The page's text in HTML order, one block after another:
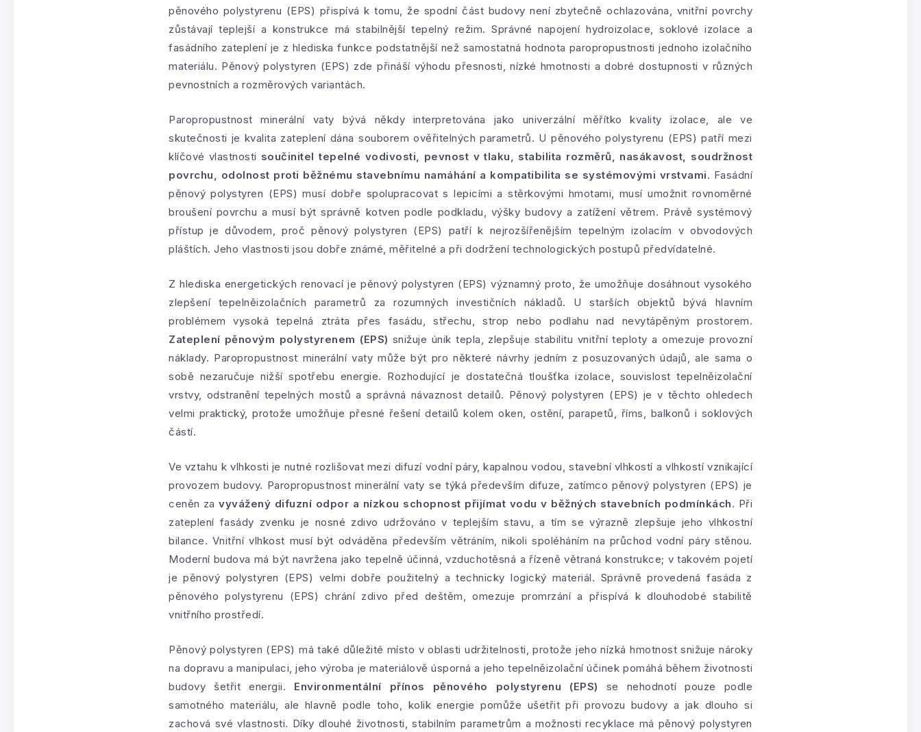
pěnového polystyrenu (EPS) přispívá k tomu, že spodní část budovy není zbytečně ochlazována, vnitřní povrchy
zůstávají teplejší a konstrukce má stabilnější tepelný režim. Správné napojení hydroizolace, soklové izolace a
fasádního zateplení je z hlediska funkce podstatnější než samostatná hodnota paropropustnosti jednoho izolačního
materiálu. Pěnový polystyren (EPS) zde přináší výhodu přesnosti, nízké hmotnosti a dobré dostupnosti v různých
pevnostních a rozměrových variantách.
Paropropustnost minerální vaty bývá někdy interpretována jako univerzální měřítko kvality izolace, ale ve
skutečnosti je kvalita zateplení dána souborem ověřitelných parametrů. U pěnového polystyrenu (EPS) patří mezi
klíčové vlastnosti součinitel tepelné vodivosti, pevnost v tlaku, stabilita rozměrů, nasákavost, soudržnost
povrchu, odolnost proti běžnému stavebnímu namáhání a kompatibilita se systémovými vrstvami. Fasádní
pěnový polystyren (EPS) musí dobře spolupracovat s lepicími a stěrkovými hmotami, musí umožnit rovnoměrné
broušení povrchu a musí být správně kotven podle podkladu, výšky budovy a zatížení větrem. Právě systémový
přístup je důvodem, proč pěnový polystyren (EPS) patří k nejrozšířenějším tepelným izolacím v obvodových
pláštích. Jeho vlastnosti jsou dobře známé, měřitelné a při dodržení technologických postupů předvídatelné.
Z hlediska energetických renovací je pěnový polystyren (EPS) významný proto, že umožňuje dosáhnout vysokého
zlepšení tepelněizolačních parametrů za rozumných investičních nákladů. U starších objektů bývá hlavním
problémem vysoká tepelná ztráta přes fasádu, střechu, strop nebo podlahu nad nevytápěným prostorem.
Zateplení pěnovým polystyrenem (EPS) snižuje únik tepla, zlepšuje stabilitu vnitřní teploty a omezuje provozní
náklady. Paropropustnost minerální vaty může být pro některé návrhy jedním z posuzovaných údajů, ale sama o
sobě nezaručuje nižší spotřebu energie. Rozhodující je dostatečná tloušťka izolace, souvislost tepelněizolační
vrstvy, odstranění tepelných mostů a správná návaznost detailů. Pěnový polystyren (EPS) je v těchto ohledech
velmi praktický, protože umožňuje přesné řešení detailů kolem oken, ostění, parapetů, říms, balkonů i soklových
částí.
Ve vztahu k vlhkosti je nutné rozlišovat mezi difuzí vodní páry, kapalnou vodou, stavební vlhkostí a vlhkostí vznikající
provozem budovy. Paropropustnost minerální vaty se týká především difuze, zatímco pěnový polystyren (EPS) je
ceněn zavyvážený difuzní odpor a nízkou schopnost přijímat vodu v běžných stavebních podmínkách. Při
zateplení fasády zvenku je nosné zdivo udržováno v teplejším stavu, a tím se výrazně zlepšuje jeho vlhkostní
bilance. Vnitřní vlhkost musí být odváděna především větráním, nikoli spoléháním na průchod vodní páry stěnou.
Moderní budova má být navržena jako tepelně účinná, vzduchotěsná a řízeně větraná konstrukce; v takovém pojetí
je pěnový polystyren (EPS) velmi dobře použitelný a technicky logický materiál. Správně provedená fasáda z
pěnového polystyrenu (EPS) chrání zdivo před deštěm, omezuje promrzání a přispívá k dlouhodobé stabilitě
vnitřního prostředí.
Pěnový polystyren (EPS) má také důležité místo v oblasti udržitelnosti, protože jeho nízká hmotnost snižuje nároky
na dopravu a manipulaci, jeho výroba je materiálově úsporná a jeho tepelněizolační účinek pomáhá během životnosti
budovy šetřit energii. Environmentální přínos pěnového polystyrenu (EPS) se nehodnotí pouze podle
samotného materiálu, ale hlavně podle toho, kolik energie pomůže ušetřit při provozu budovy a jak dlouho si
zachová své vlastnosti. Díky dlouhé životnosti, stabilním parametrům a možnosti recyklace má pěnový polystyren